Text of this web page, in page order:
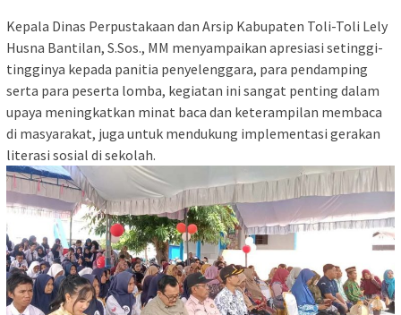
Kepala Dinas Perpustakaan dan Arsip Kabupaten Toli-Toli Lely
Husna Bantilan, S.Sos., MM menyampaikan apresiasi setinggi-
tingginya kepada panitia penyelenggara, para pendamping
serta para peserta lomba, kegiatan ini sangat penting dalam
upaya meningkatkan minat baca dan keterampilan membaca
di masyarakat, juga untuk mendukung implementasi gerakan
literasi sosial di sekolah.